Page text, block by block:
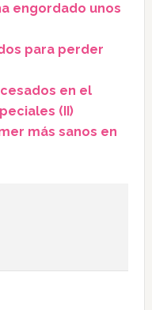
engordado unos
para perder
en el
(II)
más sanos en